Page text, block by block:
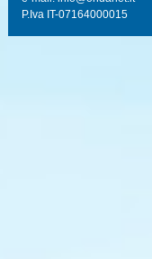
P.Iva IT-07164000015